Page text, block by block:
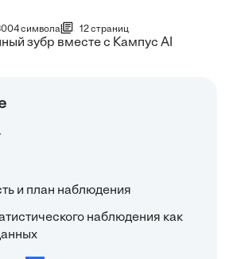
символа 12 страниц
зубр вместе с Кампус AI
и план наблюдения
наблюдения как